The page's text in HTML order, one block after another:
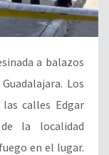
a balazos
Los
calles Edgar
la localidad
en el lugar.